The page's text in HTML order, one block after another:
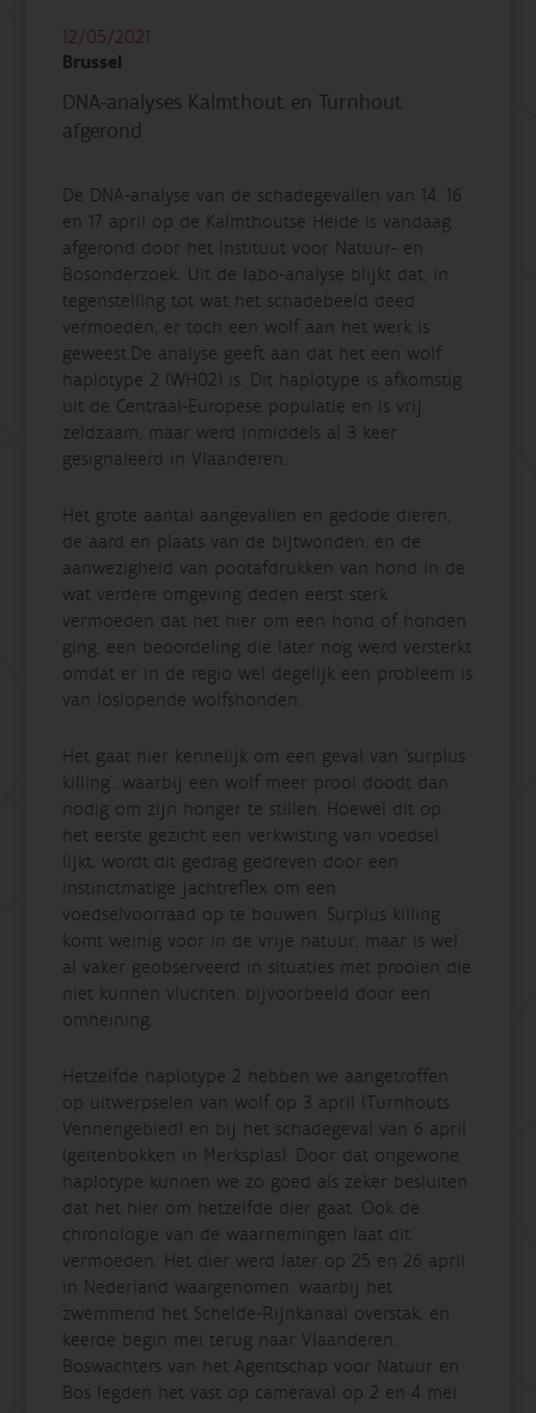
12/05/2021
Brussel
DNA-analyses Kalmthout en Turnhout
afgerond
De DNA-analyse van de schadegevallen van 14, 16
en 17 april op de Kalmthoutse Heide is vandaag
afgerond door het Instituut voor Natuur- en
Bosonderzoek. Uit de labo-analyse blijkt dat, in
tegenstelling tot wat het schadebeeld deed
vermoeden, er toch een wolf aan het werk is
geweest.De analyse geeft aan dat het een wolf
haplotype 2 (WH02) is. Dit haplotype is afkomstig
uit de Centraal-Europese populatie en is vrij
zeldzaam, maar werd inmiddels al 3 keer
gesignaleerd in Vlaanderen.
Het grote aantal aangevallen en gedode dieren,
de aard en plaats van de bijtwonden, en de
aanwezigheid van pootafdrukken van hond in de
wat verdere omgeving deden eerst sterk
vermoeden dat het hier om een hond of honden
ging, een beoordeling die later nog werd versterkt
omdat er in de regio wel degelijk een probleem is
van loslopende wolfshonden.
Het gaat hier kennelijk om een geval van ‘surplus
killing’, waarbij een wolf meer prooi doodt dan
nodig om zijn honger te stillen. Hoewel dit op
het eerste gezicht een verkwisting van voedsel
lijkt, wordt dit gedrag gedreven door een
instinctmatige jachtreflex om een
voedselvoorraad op te bouwen. Surplus killing
komt weinig voor in de vrije natuur, maar is wel
al vaker geobserveerd in situaties met prooien die
niet kunnen vluchten, bijvoorbeeld door een
omheining.
Hetzelfde haplotype 2 hebben we aangetroffen
op uitwerpselen van wolf op 3 april (Turnhouts
Vennengebied) en bij het schadegeval van 6 april
(geitenbokken in Merksplas). Door dat ongewone
haplotype kunnen we zo goed als zeker besluiten
dat het hier om hetzelfde dier gaat. Ook de
chronologie van de waarnemingen laat dit
vermoeden. Het dier werd later op 25 en 26 april
in Nederland waargenomen, waarbij het
zwemmend het Schelde-Rijnkanaal overstak, en
keerde begin mei terug naar Vlaanderen.
Boswachters van het Agentschap voor Natuur en
Bos legden het vast op cameraval op 2 en 4 mei